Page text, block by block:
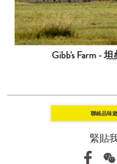
Gibb's Farm -
聯絡品味
緊貼